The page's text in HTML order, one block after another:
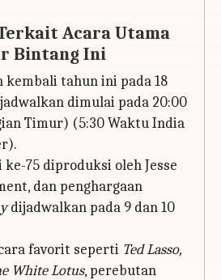
Acara Utama
Bintang Ini
kembali tahun ini pada 18
dimulai pada 20:00
Timur) (5:30 Waktu India
ke-75 diproduksi oleh Jesse
dan penghargaan
dijadwalkan pada 9 dan 10
favorit seperti Ted Lasso,
White Lotus, perebutan